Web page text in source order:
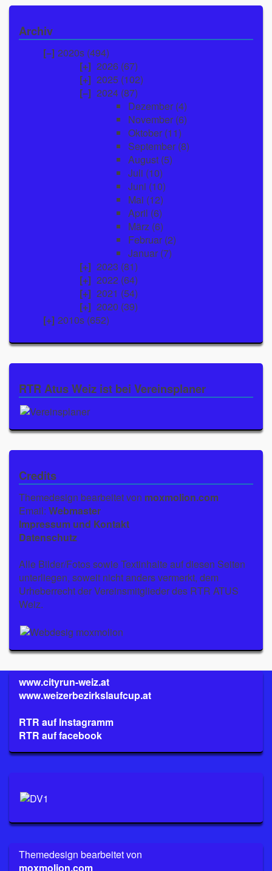
Archiv
2020s (494)
2026 (67)
2025 (102)
2024 (87)
Dezember (4)
November (6)
Oktober (11)
September (8)
August (5)
Juli (10)
Juni (10)
Mai (12)
April (6)
März (6)
Februar (2)
Januar (7)
2023 (81)
2022 (64)
2021 (54)
2020 (39)
2010s (652)
RTR Atus Weiz ist bei Vereinsplaner
Credits
Themedesign bearbeitet von moxmolion.com
Email: Webmaster
Impressum und Kontakt
Datenschutz
Alle Bilder/Fotos sowie Textinhalte auf diesen Seiten
unterliegen, soweit nicht anders vermerkt, dem
Urheberrecht der Vereinsmitglieder des RTR ATUS
Weiz.
www.cityrun-weiz.at
www.weizerbezirkslaufcup.at
RTR auf Instagramm
RTR auf facebook
Themedesign bearbeitet von
moxmolion.com